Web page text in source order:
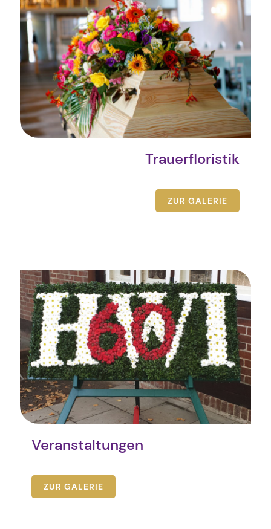
Trauerfloristik
ZUR GALERIE
Veranstaltungen
ZUR GALERIE